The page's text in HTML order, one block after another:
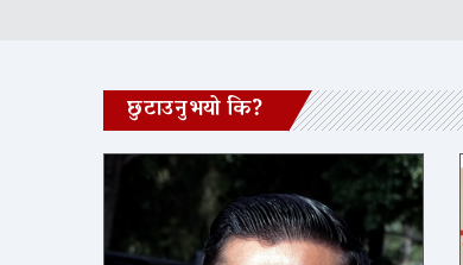
छुटाउनुभयो कि?